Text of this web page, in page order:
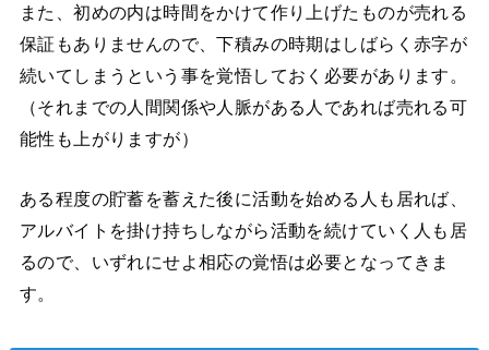
また、初めの内は時間をかけて作り上げたものが売れる
保証もありませんので、下積みの時期はしばらく赤字が
続いてしまうという事を覚悟しておく必要があります。
（それまでの人間関係や人脈がある人であれば売れる可
能性も上がりますが）
ある程度の貯蓄を蓄えた後に活動を始める人も居れば、
アルバイトを掛け持ちしながら活動を続けていく人も居
るので、いずれにせよ相応の覚悟は必要となってきま
す。